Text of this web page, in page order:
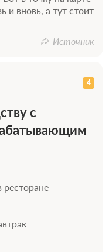
и вновь, а тут стоит
Источник
4
с
ресторане